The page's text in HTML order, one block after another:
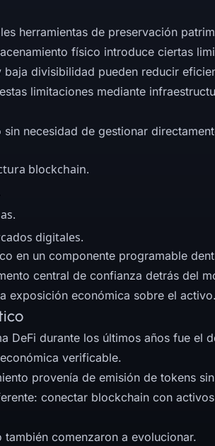
herramientas de preservación
físico introduce ciertas
divisibilidad pueden reducir
limitaciones mediante
necesidad de gestionar
blockchain.
digitales.
en un componente programable
central de confianza detrás del
exposición económica sobre el activo.
DeFi durante los últimos años fue
verificable.
provenía de emisión de tokens
conectar blockchain con
comenzaron a evolucionar.